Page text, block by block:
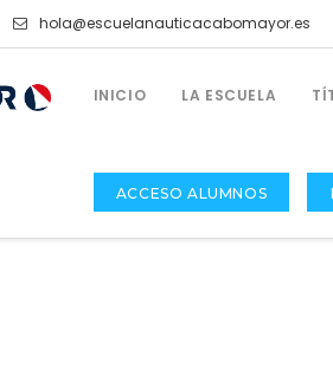
hola@escuelanauticacabomayor.es
INICIO LA ESCUELA
ACCESO ALUMNOS